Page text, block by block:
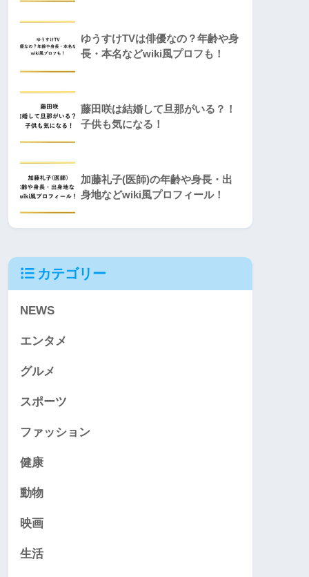
ゆうすけTVは俳優なの？年齢や身
長・本名などwiki風プロフも！
藤田咲は結婚して旦那がいる？！
子供も気になる！
加藤礼子(医師)の年齢や身長・出
身地などwiki風プロフィール！
カテゴリー
NEWS
エンタメ
グルメ
スポーツ
ファッション
健康
動物
映画
生活